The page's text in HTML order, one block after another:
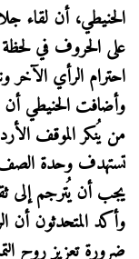
الحنيطي، أن لقاء
على الحروف في
احترام الرأي
وأضافت الحنيطي أن
من يُنكر الموقف
تستهدف وحدة
يجب أن يُترجم إلى
وأكد المتحدثون أن
ضرورة تعزيز روح